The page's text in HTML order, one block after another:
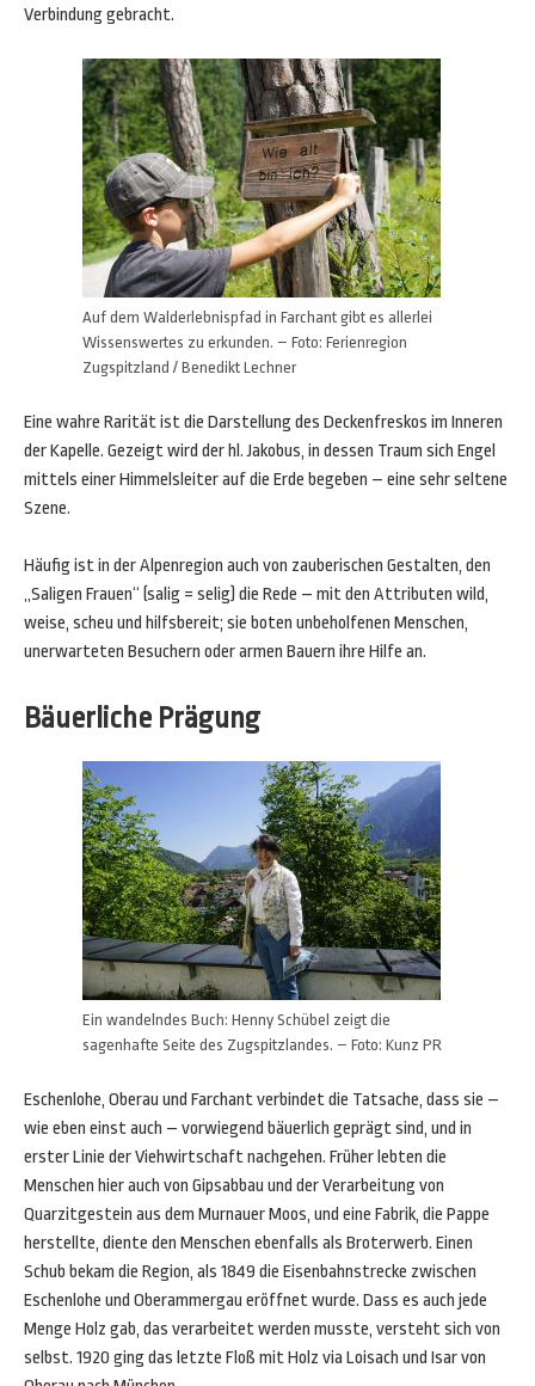
Verbindung gebracht.
Auf dem Walderlebnispfad in Farchant gibt es allerlei
Wissenswertes zu erkunden. – Foto: Ferienregion
Zugspitzland / Benedikt Lechner
Eine wahre Rarität ist die Darstellung des Deckenfreskos im Inneren
der Kapelle. Gezeigt wird der hl. Jakobus, in dessen Traum sich Engel
mittels einer Himmelsleiter auf die Erde begeben – eine sehr seltene
Szene.
Häufig ist in der Alpenregion auch von zauberischen Gestalten, den
„Saligen Frauen“ (salig = selig) die Rede – mit den Attributen wild,
weise, scheu und hilfsbereit; sie boten unbeholfenen Menschen,
unerwarteten Besuchern oder armen Bauern ihre Hilfe an.
Bäuerliche Prägung
Ein wandelndes Buch: Henny Schübel zeigt die
sagenhafte Seite des Zugspitzlandes. – Foto: Kunz PR
Eschenlohe, Oberau und Farchant verbindet die Tatsache, dass sie –
wie eben einst auch – vorwiegend bäuerlich geprägt sind, und in
erster Linie der Viehwirtschaft nachgehen. Früher lebten die
Menschen hier auch von Gipsabbau und der Verarbeitung von
Quarzitgestein aus dem Murnauer Moos, und eine Fabrik, die Pappe
herstellte, diente den Menschen ebenfalls als Broterwerb. Einen
Schub bekam die Region, als 1849 die Eisenbahnstrecke zwischen
Eschenlohe und Oberammergau eröffnet wurde. Dass es auch jede
Menge Holz gab, das verarbeitet werden musste, versteht sich von
selbst. 1920 ging das letzte Floß mit Holz via Loisach und Isar von